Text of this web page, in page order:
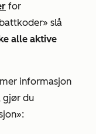
for
» slå
alle aktive
informasjon
gjør du